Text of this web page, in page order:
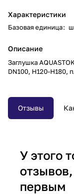
Характеристики
Базовая единица:
Описание
Заглушка
DN100, Н120-Н180,
Отзывы
У этого
первым